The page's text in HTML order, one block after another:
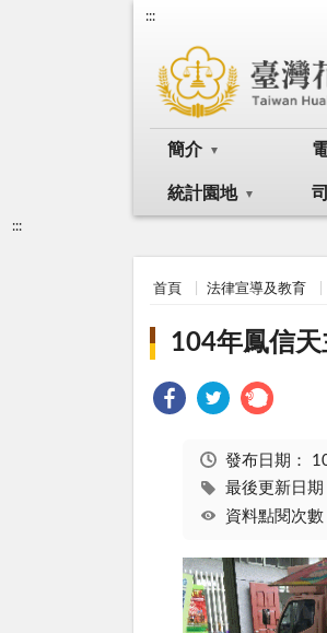
:::
簡介
統計園地
:::
首頁 法律宣導及教育
104年鳳信
發布日期：
最後更新日
資料點閱次